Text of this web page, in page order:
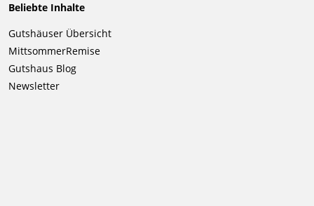
Beliebte Inhalte
Navigation
überspringen
Gutshäuser Übersicht
MittsommerRemise
Gutshaus Blog
Newsletter